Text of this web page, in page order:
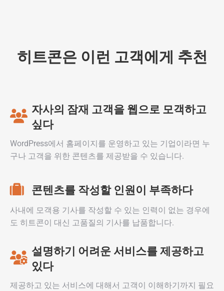
히트콘은 이런 고객에게 추천
자사의 잠재 고객을 웹으로 모객하고
싶다
WordPress에서 홈페이지를 운영하고 있는 기업이라면 누
구나 고객을 위한 콘텐츠를 제공받을 수 있습니다.
콘텐츠를 작성할 인원이 부족하다
사내에 모객용 기사를 작성할 수 있는 인력이 없는 경우에
도 히트콘이 대신 고품질의 기사를 납품합니다.
설명하기 어려운 서비스를 제공하고
있다
제공하고 있는 서비스에 대해서 고객이 이해하기까지 필요